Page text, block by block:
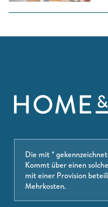
Die mit *
Kommt über einen
mit einer Provision
Mehrkosten.